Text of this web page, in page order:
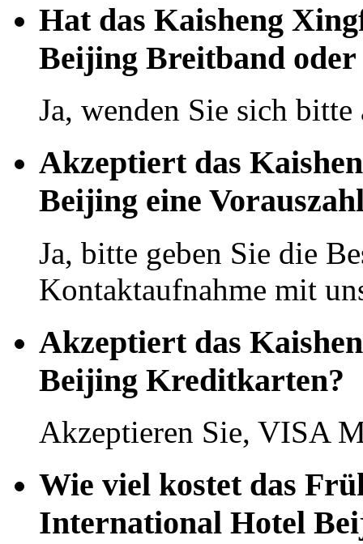
Hat das Kaisheng
Beijing Breitband
Ja, wenden Sie sich
Akzeptiert das
Beijing eine
Ja, bitte geben Sie die
Kontaktaufnahme mit
Akzeptiert das
Beijing Kreditkarten?
Akzeptieren Sie, VISA
Wie viel kostet das
International Hotel